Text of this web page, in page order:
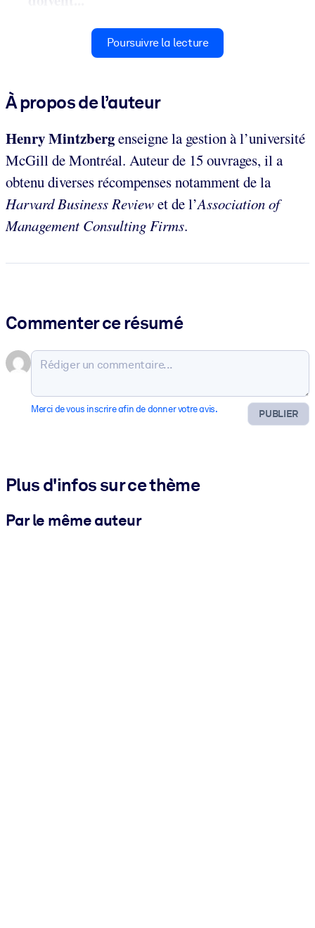
Poursuivre la lecture
À propos de l’auteur
Henry Mintzbergenseigne la gestion à l’université
McGill de Montréal. Auteur de 15 ouvrages, il a
obtenu diverses récompenses notamment de la
Harvard Business Reviewet de l’Association of
Management Consulting Firms.
Commenter ce résumé
PUBLIER
Merci de vous inscrire afin de donner votre avis.
Plus d'infos sur ce thème
Par le même auteur